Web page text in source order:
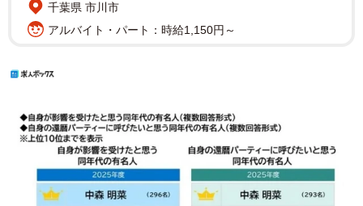
千葉県 市川市
アルバイト・パート：時給1,150円～